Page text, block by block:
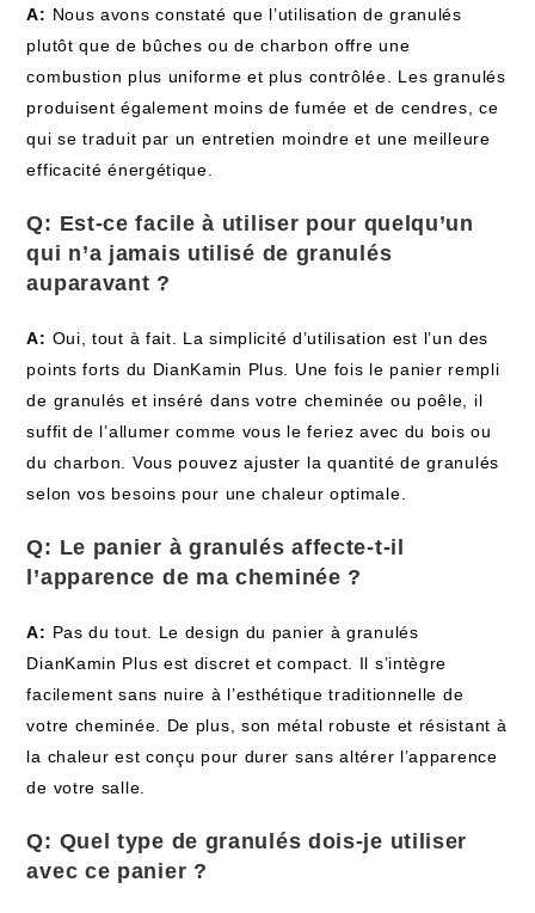
A: Nous avons constaté que l’utilisation de granulés
plutôt que de bûches ou de charbon offre une
combustion plus uniforme et plus contrôlée. Les granulés
produisent également moins de fumée et de cendres, ce
qui se traduit par un entretien moindre et une meilleure
efficacité énergétique.
Q: Est-ce facile à utiliser pour quelqu’un
qui n’a jamais utilisé de granulés
auparavant ?
A: Oui, tout à fait. La simplicité d’utilisation est l’un des
points forts du DianKamin Plus. Une fois le panier rempli
de granulés et inséré dans votre cheminée ou poêle, il
suffit de l’allumer comme vous le feriez avec du bois ou
du charbon. Vous pouvez ajuster la quantité de granulés
selon vos besoins pour une chaleur optimale.
Q: Le panier à granulés affecte-t-il
l’apparence de ma cheminée ?
A: Pas du tout. Le design du panier à granulés
DianKamin Plus est discret et compact. Il s’intègre
facilement sans nuire à l’esthétique traditionnelle de
votre cheminée. De plus, son métal robuste et résistant à
la chaleur est conçu pour durer sans altérer l’apparence
de votre salle.
Q: Quel type de granulés dois-je utiliser
avec ce panier ?